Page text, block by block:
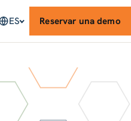
ES Reservar una demo